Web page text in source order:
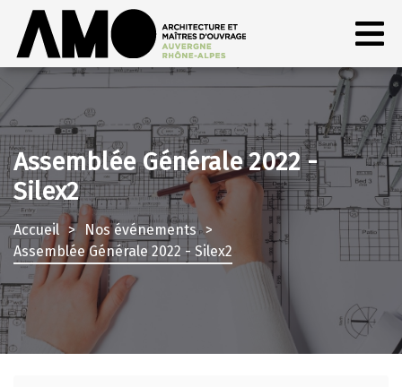
Assemblée Générale 2022 -
Silex2
Accueil
Nos événements
Assemblée Générale 2022 - Silex2